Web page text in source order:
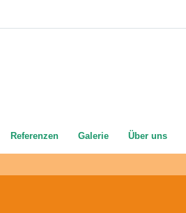
Referenzen Galerie Über uns